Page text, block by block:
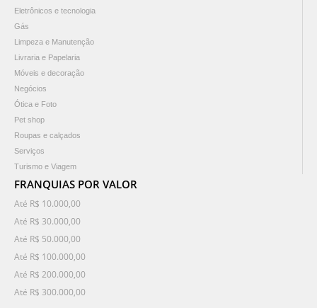
Eletrônicos e tecnologia
Gás
Limpeza e Manutenção
Livraria e Papelaria
Móveis e decoração
Negócios
Ótica e Foto
Pet shop
Roupas e calçados
Serviços
Turismo e Viagem
FRANQUIAS POR VALOR
Até R$ 10.000,00
Até R$ 30.000,00
Até R$ 50.000,00
Até R$ 100.000,00
Até R$ 200.000,00
Até R$ 300.000,00